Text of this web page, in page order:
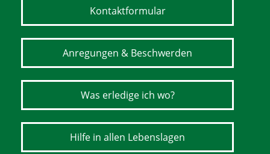
Kontaktformular
Anregungen & Beschwerden
Was erledige ich wo?
Hilfe in allen Lebenslagen